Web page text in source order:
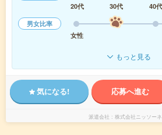
20代
30代 40代
男女比率
女性
もっと見る
気になる! 応募へ進む
派遣会社 株式会社ニッソー